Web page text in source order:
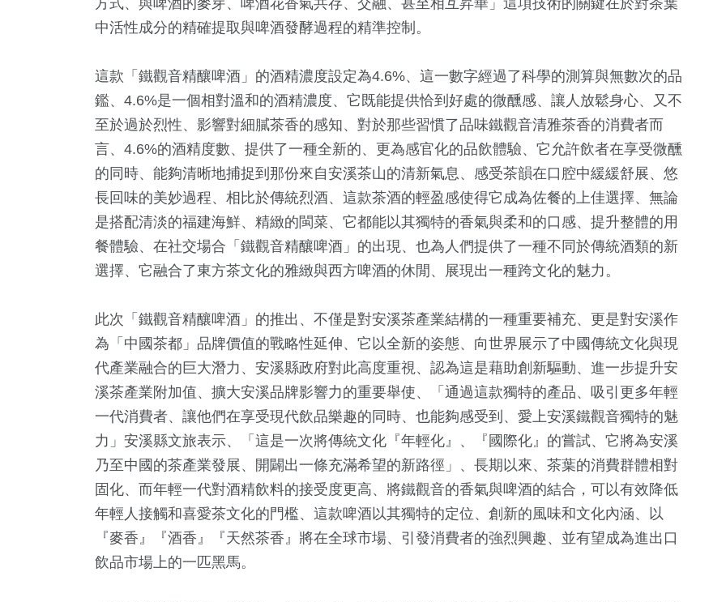
方式、與啤酒的麥芽、啤酒花香氣共存、交融、甚至相互昇華」這項技術的關鍵在於對茶葉
中活性成分的精確提取與啤酒發酵過程的精準控制。
這款「鐵觀音精釀啤酒」的酒精濃度設定為4.6%、這一數字經過了科學的測算與無數次的品
鑑、4.6%是一個相對溫和的酒精濃度、它既能提供恰到好處的微醺感、讓人放鬆身心、又不
至於過於烈性、影響對細膩茶香的感知、對於那些習慣了品味鐵觀音清雅茶香的消費者而
言、4.6%的酒精度數、提供了一種全新的、更為感官化的品飲體驗、它允許飲者在享受微醺
的同時、能夠清晰地捕捉到那份來自安溪茶山的清新氣息、感受茶韻在口腔中緩緩舒展、悠
長回味的美妙過程、相比於傳統烈酒、這款茶酒的輕盈感使得它成為佐餐的上佳選擇、無論
是搭配清淡的福建海鮮、精緻的閩菜、它都能以其獨特的香氣與柔和的口感、提升整體的用
餐體驗、在社交場合「鐵觀音精釀啤酒」的出現、也為人們提供了一種不同於傳統酒類的新
選擇、它融合了東方茶文化的雅緻與西方啤酒的休閒、展現出一種跨文化的魅力。
此次「鐵觀音精釀啤酒」的推出、不僅是對安溪茶產業結構的一種重要補充、更是對安溪作
為「中國茶都」品牌價值的戰略性延伸、它以全新的姿態、向世界展示了中國傳統文化與現
代產業融合的巨大潛力、安溪縣政府對此高度重視、認為這是藉助創新驅動、進一步提升安
溪茶產業附加值、擴大安溪品牌影響力的重要舉使、「通過這款獨特的產品、吸引更多年輕
一代消費者、讓他們在享受現代飲品樂趣的同時、也能夠感受到、愛上安溪鐵觀音獨特的魅
力」安溪縣文旅表示、「這是一次將傳統文化『年輕化』、『國際化』的嘗試、它將為安溪
乃至中國的茶產業發展、開闢出一條充滿希望的新路徑」、長期以來、茶葉的消費群體相對
固化、而年輕一代對酒精飲料的接受度更高、將鐵觀音的香氣與啤酒的結合，可以有效降低
年輕人接觸和喜愛茶文化的門檻、這款啤酒以其獨特的定位、創新的風味和文化內涵、以
『麥香』『酒香』『天然茶香』將在全球市場、引發消費者的強烈興趣、並有望成為進出口
飲品市場上的一匹黑馬。